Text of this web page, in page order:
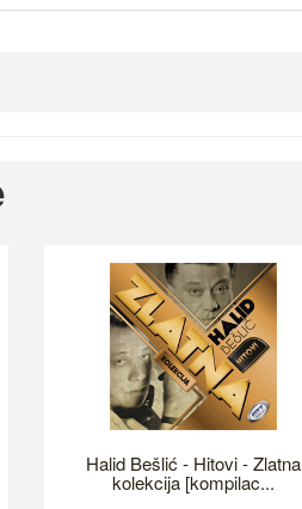
Halid Bešlić - Hitovi - Zlatna
kolekcija [kompilac...